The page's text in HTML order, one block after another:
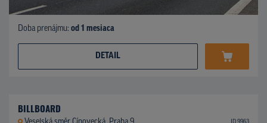
Doba prenájmu: od 1 mesiaca
DETAIL
BILLBOARD